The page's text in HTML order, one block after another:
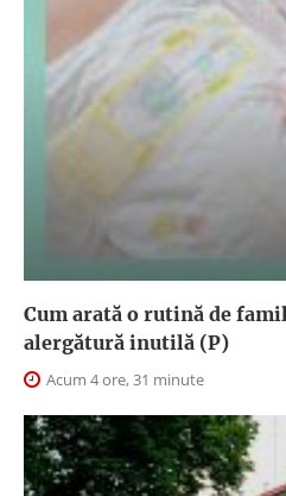
Cum arată o rutină de
alergătură inutilă (P)
Acum 4 ore, 31 minute